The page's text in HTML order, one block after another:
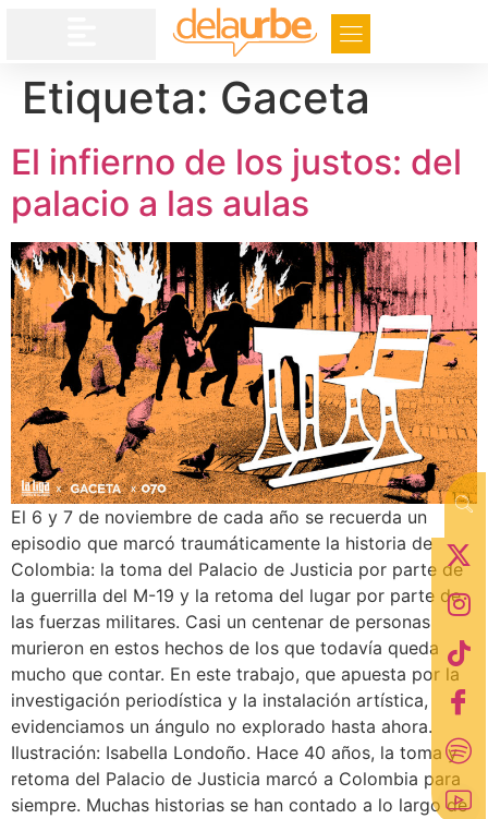
Etiqueta: Gaceta
El infierno de los justos: del
palacio a las aulas
El 6 y 7 de noviembre de cada año se recuerda un
episodio que marcó traumáticamente la historia de
Colombia: la toma del Palacio de Justicia por parte de
la guerrilla del M-19 y la retoma del lugar por parte de
las fuerzas militares. Casi un centenar de personas
murieron en estos hechos de los que todavía queda
mucho que contar. En este trabajo, que apuesta por la
investigación periodística y la instalación artística,
evidenciamos un ángulo no explorado hasta ahora.
Ilustración: Isabella Londoño. Hace 40 años, la toma y
retoma del Palacio de Justicia marcó a Colombia para
siempre. Muchas historias se han contado a lo largo de